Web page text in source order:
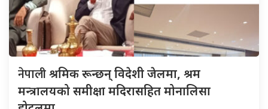
नेपालीश्रमिक रून्छन् विदेशी जेलमा, श्रम
मन्त्रालयको समीक्षा मदिरासहित मोनालिसा